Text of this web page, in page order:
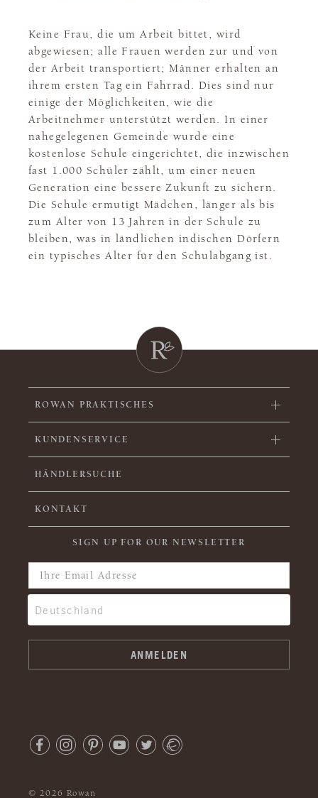
Keine Frau, die um Arbeit bittet, wird
abgewiesen; alle Frauen werden zur und von
der Arbeit transportiert; Männer erhalten an
ihrem ersten Tag ein Fahrrad. Dies sind nur
einige der Möglichkeiten, wie die
Arbeitnehmer unterstützt werden. In einer
nahegelegenen Gemeinde wurde eine
kostenlose Schule eingerichtet, die inzwischen
fast 1.000 Schüler zählt, um einer neuen
Generation eine bessere Zukunft zu sichern.
Die Schule ermutigt Mädchen, länger als bis
zum Alter von 13 Jahren in der Schule zu
bleiben, was in ländlichen indischen Dörfern
ein typisches Alter für den Schulabgang ist.
ROWAN PRAKTISCHES
KUNDENSERVICE
HÄNDLERSUCHE
KONTAKT
SIGN UP FOR OUR NEWSLETTER
© 2026 Rowan